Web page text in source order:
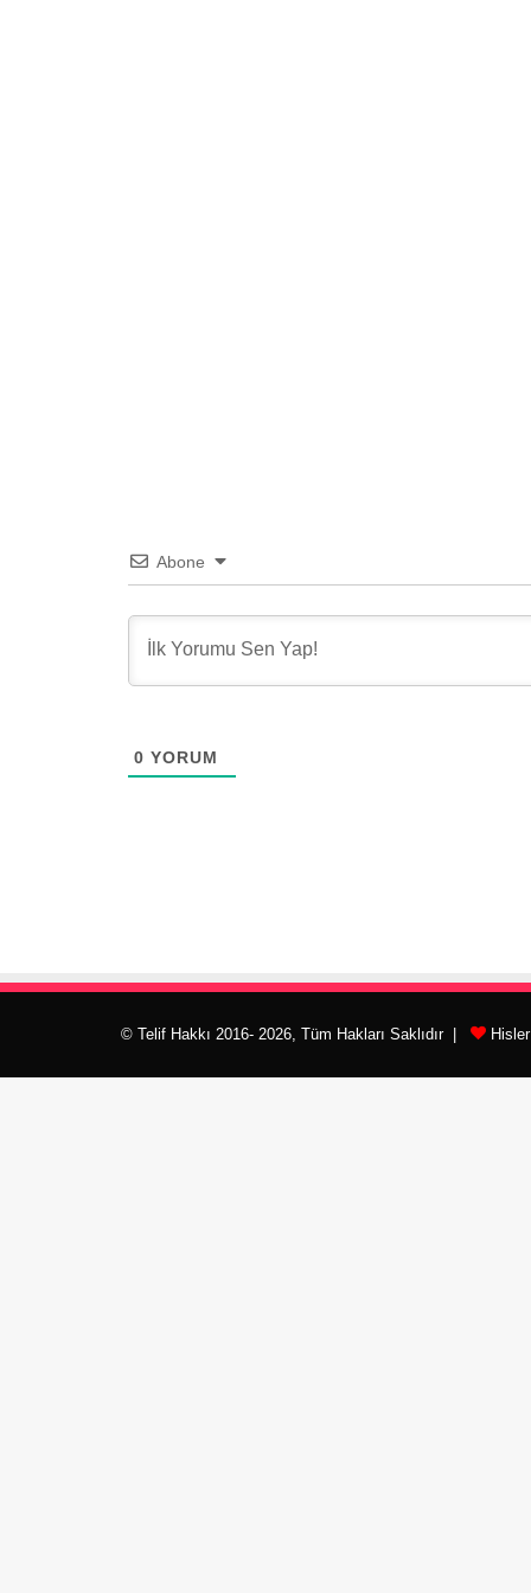
Abone
0 YORUM
© Telif Hakkı 2016- 2026, Tüm Hakları Saklıdır |